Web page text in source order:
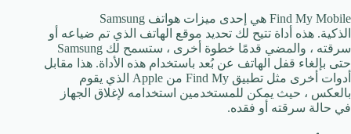
Find My Mobile هي إحدى ميزات هواتف Samsung
الذكية. هذه أداة تتيح لك تحديد موقع الهاتف الذي تم ضياعه أو
سرقته ، والمضي قدمًا خطوة أخرى ، ستسمح لك Samsung
حتى بإلغاء قفل الهاتف عن بُعد باستخدام هذه الأداة. هذا مقابل
أدوات أخرى مثل تطبيق Find My من Apple الذي يقوم
بالعكس ، حيث يمكن للمستخدمين استخدامه لإغلاق الجهاز
في حالة سرقته أو فقده.